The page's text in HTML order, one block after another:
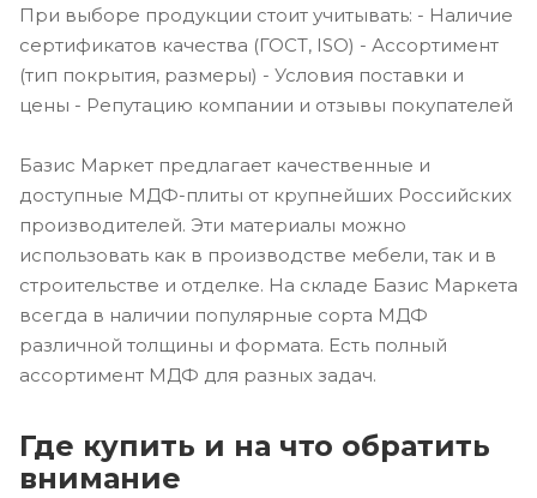
При выборе продукции стоит учитывать: - Наличие
сертификатов качества (ГОСТ, ISO) - Ассортимент
(тип покрытия, размеры) - Условия поставки и
цены - Репутацию компании и отзывы покупателей
Базис Маркет предлагает качественные и
доступные МДФ-плиты от крупнейших Российских
производителей. Эти материалы можно
использовать как в производстве мебели, так и в
строительстве и отделке. На складе Базис Маркета
всегда в наличии популярные сорта МДФ
различной толщины и формата. Есть полный
ассортимент МДФ для разных задач.
Где купить и на что обратить
внимание